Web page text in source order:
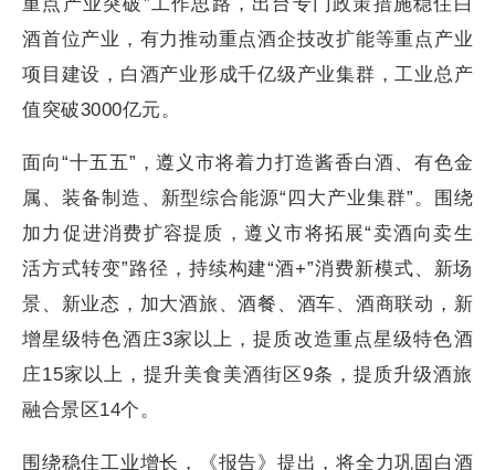
酒首位产业，有力推动重点酒企技改扩能等重点产业
项目建设，白酒产业形成千亿级产业集群，工业总产
值突破3000亿元。
面向“十五五”，遵义市将着力打造酱香白酒、有色金
属、装备制造、新型综合能源“四大产业集群”。围绕
加力促进消费扩容提质，遵义市将拓展“卖酒向卖生
活方式转变”路径，持续构建“酒+”消费新模式、新场
景、新业态，加大酒旅、酒餐、酒车、酒商联动，新
增星级特色酒庄3家以上，提质改造重点星级特色酒
庄15家以上，提升美食美酒街区9条，提质升级酒旅
融合景区14个。
围绕稳住工业增长，《报告》提出，将全力巩固白酒